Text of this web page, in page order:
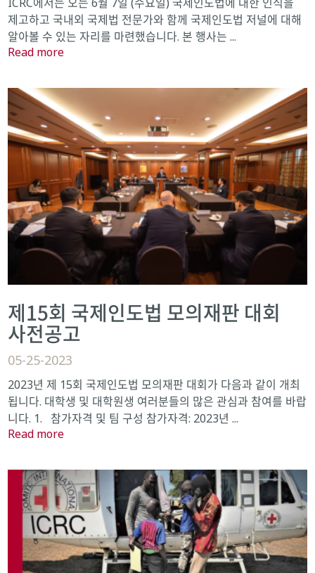
제고하고 국내외 국제법 전문가와 함께 국제인도법 저널에 대해
알아볼 수 있는 자리를 마련했습니다. 본 행사는 ...
Read more
제15회 국제인도법 모의재판 대회
사전공고
05-25-2023
2023년 제 15회 국제인도법 모의재판 대회가 다음과 같이 개최
됩니다. 대학생 및 대학원생 여러분들의 많은 관심과 참여를 바랍
니다. 1. 참가자격 및 팀 구성 참가자격: 2023년 ...
Read more